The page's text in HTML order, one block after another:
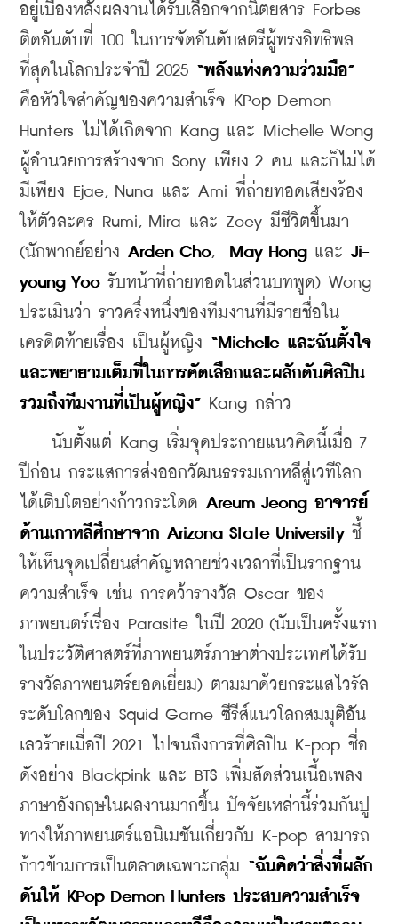
อยู่เบื้องหลังผลงานได้รับเลือกจากนิตยสาร Forbes
ติดอันดับที่ 100 ในการจัดอันดับสตรีผู้ทรงอิทธิพล
ที่สุดในโลกประจำปี 2025 “พลังแห่งความร่วมมือ”
คือหัวใจสำคัญของความสำเร็จ KPop Demon
Hunters ไม่ได้เกิดจาก Kang และ Michelle Wong
ผู้อำนวยการสร้างจาก Sony เพียง 2 คน และก็ไม่ได้
มีเพียง Ejae, Nuna และ Ami ที่ถ่ายทอดเสียงร้อง
ให้ตัวละคร Rumi, Mira และ Zoey มีชีวิตขึ้นมา
(นักพากย์อย่าง Arden Cho, May Hong และ Ji-
young Yoo รับหน้าที่ถ่ายทอดในส่วนบทพูด) Wong
ประเมินว่า ราวครึ่งหนึ่งของทีมงานที่มีรายชื่อใน
เครดิตท้ายเรื่อง เป็นผู้หญิง “Michelle และฉันตั้งใจ
และพยายามเต็มที่ในการคัดเลือกและผลักดันศิลปิน
รวมถึงทีมงานที่เป็นผู้หญิง” Kang กล่าว
นับตั้งแต่ Kang เริ่มจุดประกายแนวคิดนี้เมื่อ 7
ปีก่อน กระแสการส่งออกวัฒนธรรมเกาหลีสู่เวทีโลก
ได้เติบโตอย่างก้าวกระโดด Areum Jeong อาจารย์
ด้านเกาหลีศึกษาจาก Arizona State University ชี้
ให้เห็นจุดเปลี่ยนสำคัญหลายช่วงเวลาที่เป็นรากฐาน
ความสำเร็จ เช่น การคว้ารางวัล Oscar ของ
ภาพยนตร์เรื่อง Parasite ในปี 2020 (นับเป็นครั้งแรก
ในประวัติศาสตร์ที่ภาพยนตร์ภาษาต่างประเทศได้รับ
รางวัลภาพยนตร์ยอดเยี่ยม) ตามมาด้วยกระแสไวรัล
ระดับโลกของ Squid Game ซีรีส์แนวโลกสมมุติอัน
เลวร้ายเมื่อปี 2021 ไปจนถึงการที่ศิลปิน K-pop ชื่อ
ดังอย่าง Blackpink และ BTS เพิ่มสัดส่วนเนื้อเพลง
ภาษาอังกฤษในผลงานมากขึ้น ปัจจัยเหล่านี้ร่วมกันปู
ทางให้ภาพยนตร์แอนิเมชันเกี่ยวกับ K-pop สามารถ
ก้าวข้ามการเป็นตลาดเฉพาะกลุ่ม “ฉันคิดว่าสิ่งที่ผลัก
ดันให้ KPop Demon Hunters ประสบความสำเร็จ